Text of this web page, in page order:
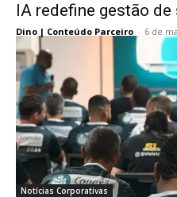
IA redefine gestão
Dino | Conteúdo Parceiro - 6 de
Notícias Corporativas